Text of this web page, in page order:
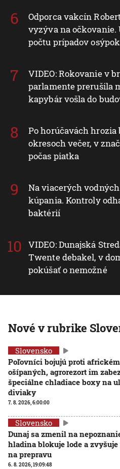
Odporca vakcín
vyzýva na očkovanie.
počtu prípadov osýpok
VIDEO: Rokovanie v
parlamente prerušila
kapybár vošla do
Po horúčavách
okresoch večer, v
počas piatka
Na viacerých
kúpania. Kontroly
baktérií
VIDEO: Dunajská
Twente debakel, v
pokúšať o nemožné
Nové v rubrike
Slovensko
Poľovníci bojujú proti
ošípaných, agrorezort im
špeciálne chladiace boxy na
diviaky
7. 8. 2026, 6:00:00
Slovensko
Dunaj sa zmenil na
hladina blokuje lode a
na prepravu
6. 8. 2026, 19:09:48